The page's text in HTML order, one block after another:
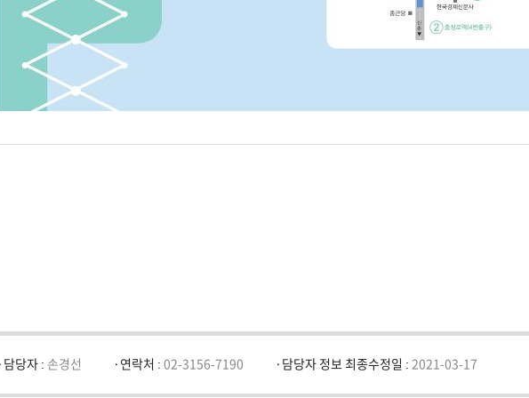
담당자 : 손경선 연락처 : 02-3156-7190 담당자 정보 최종수정일 : 2021-03-17